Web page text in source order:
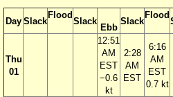
Day Slack
Flood
Slack
Ebb
Slack
Flood
Thu
01
12:51
AM
EST
−0.6
kt
2:28
AM
EST
6:16
AM
EST
0.7 kt